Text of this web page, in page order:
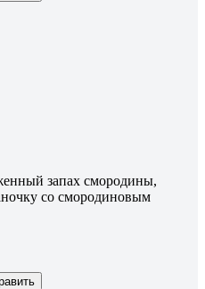
запах смородины,
со смородиновым